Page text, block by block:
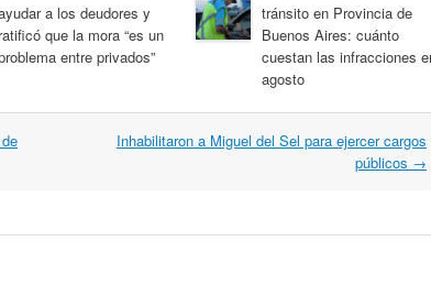
a los deudores y
ratificó que la mora “es un
entre privados”
tránsito en Provincia de
Buenos Aires: cuánto
cuestan las infracciones
agosto
Inhabilitaron a Miguel del Sel para ejercer cargos
públicos →